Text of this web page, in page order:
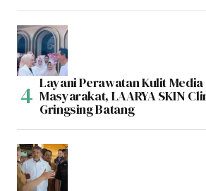
Layani Perawatan Kulit Media
Masyarakat, LAARYA SKIN
Gringsing Batang